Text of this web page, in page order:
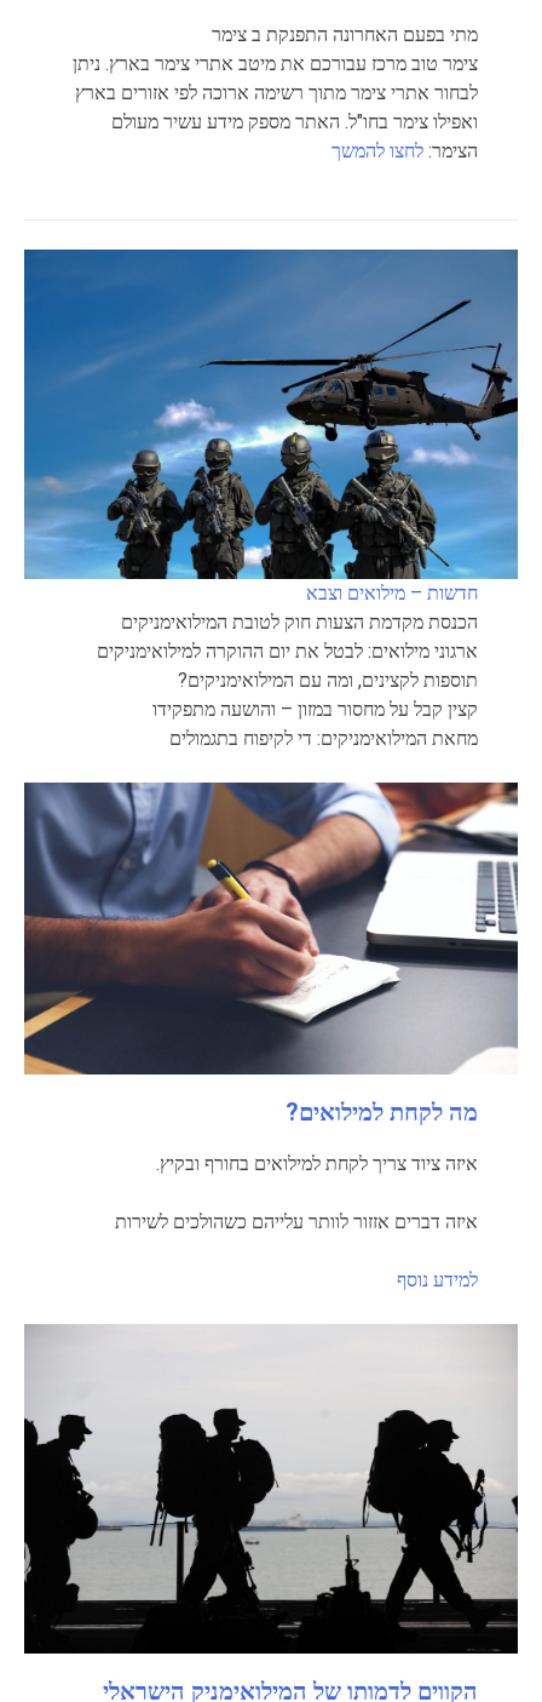
מתי בפעם האחרונה התפנקת ב צימר
צימר טוב מרכז עבורכם את מיטב אתרי צימר בארץ. ניתן
לבחור אתרי צימר מתוך רשימה ארוכה לפי אזורים בארץ
ואפילו צימר בחו"ל. האתר מספק מידע עשיר מעולם
הצימר:לחצו להמשך
חדשות – מילואים וצבא
הכנסת מקדמת הצעות חוק לטובת המילואימניקים
ארגוני מילואים: לבטל את יום ההוקרה למילואימניקים
תוספות לקצינים, ומה עם המילואימניקים?
קצין קבל על מחסור במזון – והושעה מתפקידו
מחאת המילואימניקים: די לקיפוח בתגמולים
מה לקחת למילואים?
איזה ציוד צריך לקחת למילואים בחורף ובקיץ.
איזה דברים אזזור לוותר עלייהם כשהולכים לשירות
למידע נוסף
הקווים לדמותו של המילואימניק הישראלי